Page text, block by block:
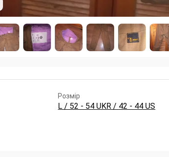
Розмір
L / 52 - 54 UKR / 42 - 44 US